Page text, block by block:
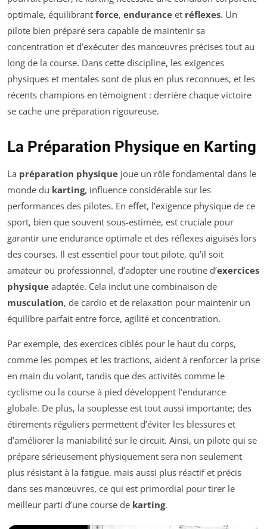
optimale, équilibrant force, endurance et réflexes. Un
pilote bien préparé sera capable de maintenir sa
concentration et d’exécuter des manœuvres précises tout au
long de la course. Dans cette discipline, les exigences
physiques et mentales sont de plus en plus reconnues, et les
récents champions en témoignent : derrière chaque victoire
se cache une préparation rigoureuse.
La Préparation Physique en Karting
La préparation physique joue un rôle fondamental dans le
monde du karting, influence considérable sur les
performances des pilotes. En effet, l’exigence physique de ce
sport, bien que souvent sous-estimée, est cruciale pour
garantir une endurance optimale et des réflexes aiguisés lors
des courses. Il est essentiel pour tout pilote, qu’il soit
amateur ou professionnel, d’adopter une routine d’exercices
physique adaptée. Cela inclut une combinaison de
musculation, de cardio et de relaxation pour maintenir un
équilibre parfait entre force, agilité et concentration.
Par exemple, des exercices ciblés pour le haut du corps,
comme les pompes et les tractions, aident à renforcer la prise
en main du volant, tandis que des activités comme le
cyclisme ou la course à pied développent l’endurance
globale. De plus, la souplesse est tout aussi importante; des
étirements réguliers permettent d’éviter les blessures et
d’améliorer la maniabilité sur le circuit. Ainsi, un pilote qui se
prépare sérieusement physiquement sera non seulement
plus résistant à la fatigue, mais aussi plus réactif et précis
dans ses manœuvres, ce qui est primordial pour tirer le
meilleur parti d’une course de karting.